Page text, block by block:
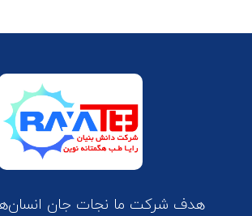
هدف شرکت ما نجات جان